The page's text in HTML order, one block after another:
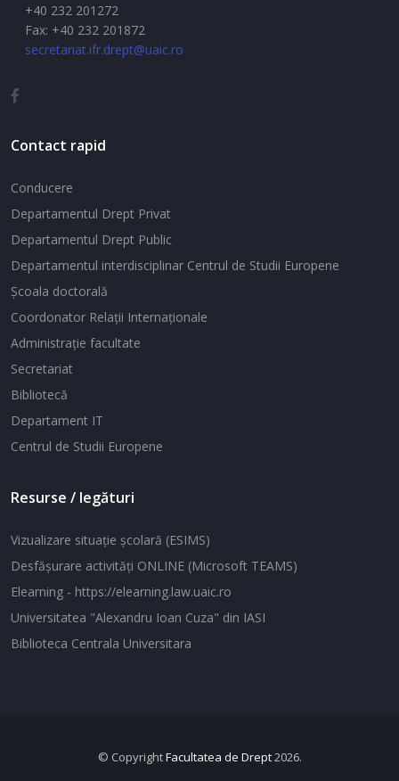
+40 232 201272
Fax: +40 232 201872
secretariat.ifr.drept@uaic.ro
Contact rapid
Conducere
Departamentul Drept Privat
Departamentul Drept Public
Departamentul interdisciplinar Centrul de Studii Europene
Şcoala doctorală
Coordonator Relaţii Internaţionale
Administraţie facultate
Secretariat
Bibliotecă
Departament IT
Centrul de Studii Europene
Resurse / legături
Vizualizare situaţie şcolară (ESIMS)
Desfăşurare activităţi ONLINE (Microsoft TEAMS)
Elearning - https://elearning.law.uaic.ro
Universitatea "Alexandru Ioan Cuza" din IASI
Biblioteca Centrala Universitara
© CopyrightFacultatea de Drept2026.